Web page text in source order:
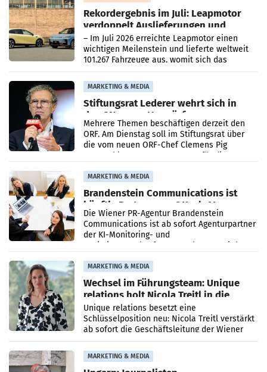
Rekordergebnis im Juli: Leapmotor
verdoppelt Auslieferungen und
überschreitet die 100.000er-Marke
– Im Juli 2026 erreichte Leapmotor einen
wichtigen Meilenstein und lieferte weltweit
101.267 Fahrzeuge aus, womit sich das
Ergebnis gegenüber Juli 2025 mehr als
verdoppelte (+102
MARKETING & MEDIA
Stiftungsrat Lederer wehrt sich in
den SN gegen Vorwürfe
Mehrere Themen beschäftigen derzeit den
ORF. Am Dienstag soll im Stiftungsrat über
die vom neuen ORF-Chef Clemens Pig
vorgeschlagenen Besetzungen für die
MARKETING & MEDIA
Brandenstein Communications ist
künftig Partner von OtterlyAI
Die Wiener PR-Agentur Brandenstein
Communications ist ab sofort Agenturpartner
der KI-Monitoring- und
Optimierungsplattform OtterlyAI. Damit baut
MARKETING & MEDIA
Wechsel im Führungsteam: Unique
relations holt Nicola Treitl in die
Geschäftsleitung
Unique relations besetzt eine
Schlüsselposition neu: Nicola Treitl verstärkt
ab sofort die Geschäftsleitung der Wiener
PR-Agentur an der Seite von Josef Kalina und
Anna Kalina-Mahr.
MARKETING & MEDIA